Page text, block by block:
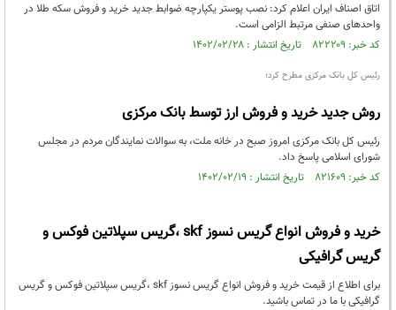
اتاق اصناف ایران اعلام کرد: نصب پوستر یکپارچه ضوابط جدید خرید و فروش سکه طلا در
واحدهای صنفی مرتبط الزامی است.
کد خبر: ۸۲۲۲۰۹ تاریخ انتشار : ۱۴۰۲/۰۲/۲۸
رئیس کل بانک مرکزی مطرح کرد؛
روش جدید خرید و فروش ارز توسط بانک مرکزی
رئیس کل بانک مرکزی امروز صبح در خانه ملت، به سوالات نمایندگان مردم در مجلس
شورای اسلامی پاسخ داد.
کد خبر: ۸۲۱۶۰۹ تاریخ انتشار : ۱۴۰۲/۰۲/۱۹
خرید و فروش انواع گریس نسوز skf ،گریس سپلاتین فوکس و
گریس گرافیکی
برای اطلاع از قیمت خرید و فروش انواع گریس نسوز skf ،گریس سپلاتین فوکس و گریس
گرافیکی با ما در تماس باشید.